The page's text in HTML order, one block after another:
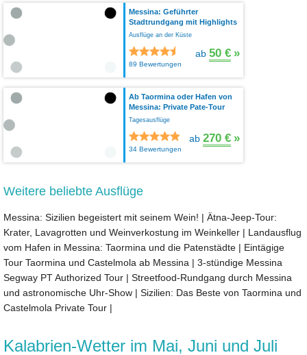
Messina: Geführter
Stadtrundgang mit Highlights
Ausflüge an der Küste
89 Bewertungen
ab 50 € »
Ab Taormina oder Hafen von
Messina: Private Pate-Tour
Tagesausflüge
34 Bewertungen
ab 270 € »
Weitere beliebte Ausflüge
Messina: Sizilien begeistert mit seinem Wein! | Ätna-Jeep-Tour:
Krater, Lavagrotten und Weinverkostung im Weinkeller | Landausflug
vom Hafen in Messina: Taormina und die Patenstädte | Eintägige
Tour Taormina und Castelmola ab Messina | 3-stündige Messina
Segway PT Authorized Tour | Streetfood-Rundgang durch Messina
und astronomische Uhr-Show | Sizilien: Das Beste von Taormina und
Castelmola Private Tour |
Kalabrien-Wetter im Mai, Juni und Juli